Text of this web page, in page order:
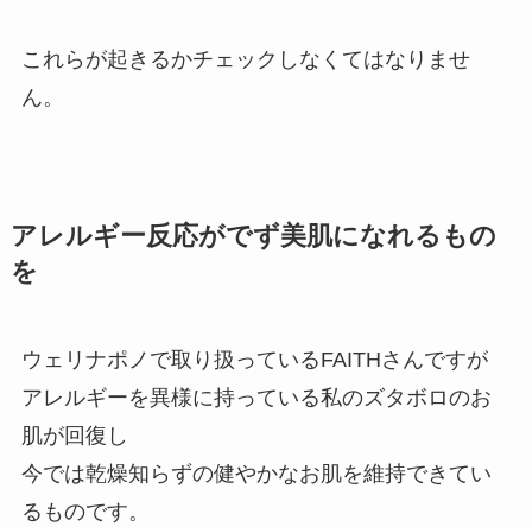
これらが起きるかチェックしなくてはなりませ
ん。
アレルギー反応がでず美肌になれるもの
を
ウェリナポノで取り扱っているFAITHさんですが
アレルギーを異様に持っている私のズタボロのお
肌が回復し
今では乾燥知らずの健やかなお肌を維持できてい
るものです。